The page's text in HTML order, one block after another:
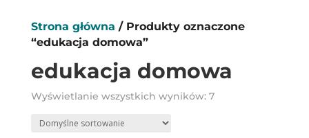
Strona główna / Produkty oznaczone
“edukacja domowa”
edukacja domowa
Wyświetlanie wszystkich wyników: 7